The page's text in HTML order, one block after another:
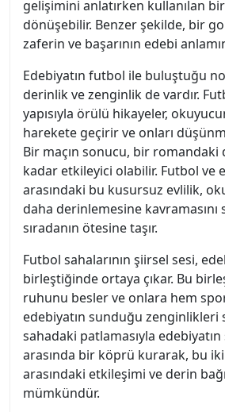
gelişimini anlatırken kullanılan
dönüşebilir. Benzer şekilde, bir
zaferin ve başarının edebi
Edebiyatın futbol ile buluştuğu
derinlik ve zenginlik de vardır.
yapısıyla örülü hikayeler,
harekete geçirir ve onları
Bir maçın sonucu, bir romandaki
kadar etkileyici olabilir. Futbol ve
arasındaki bu kusursuz evlilik,
daha derinlemesine kavramasını
sıradanın ötesine taşır.
Futbol sahalarının şiirsel sesi,
birleştiğinde ortaya çıkar. Bu
ruhunu besler ve onlara hem
edebiyatın sunduğu zenginlikleri
sahadaki patlamasıyla edebiyatın
arasında bir köprü kurarak, bu
arasındaki etkileşimi ve derin
mümkündür.